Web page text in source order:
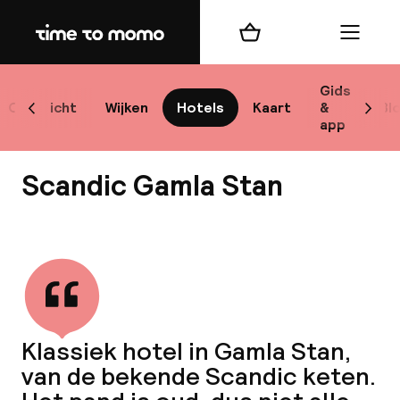
Home
Overzicht Wijken Hotels Kaart
Gids
&
app
Scroll naar links
Winkelmand Menu
Scandic Gamla Stan
Klassiek hotel in Gamla Stan,
van de bekende Scandic keten.